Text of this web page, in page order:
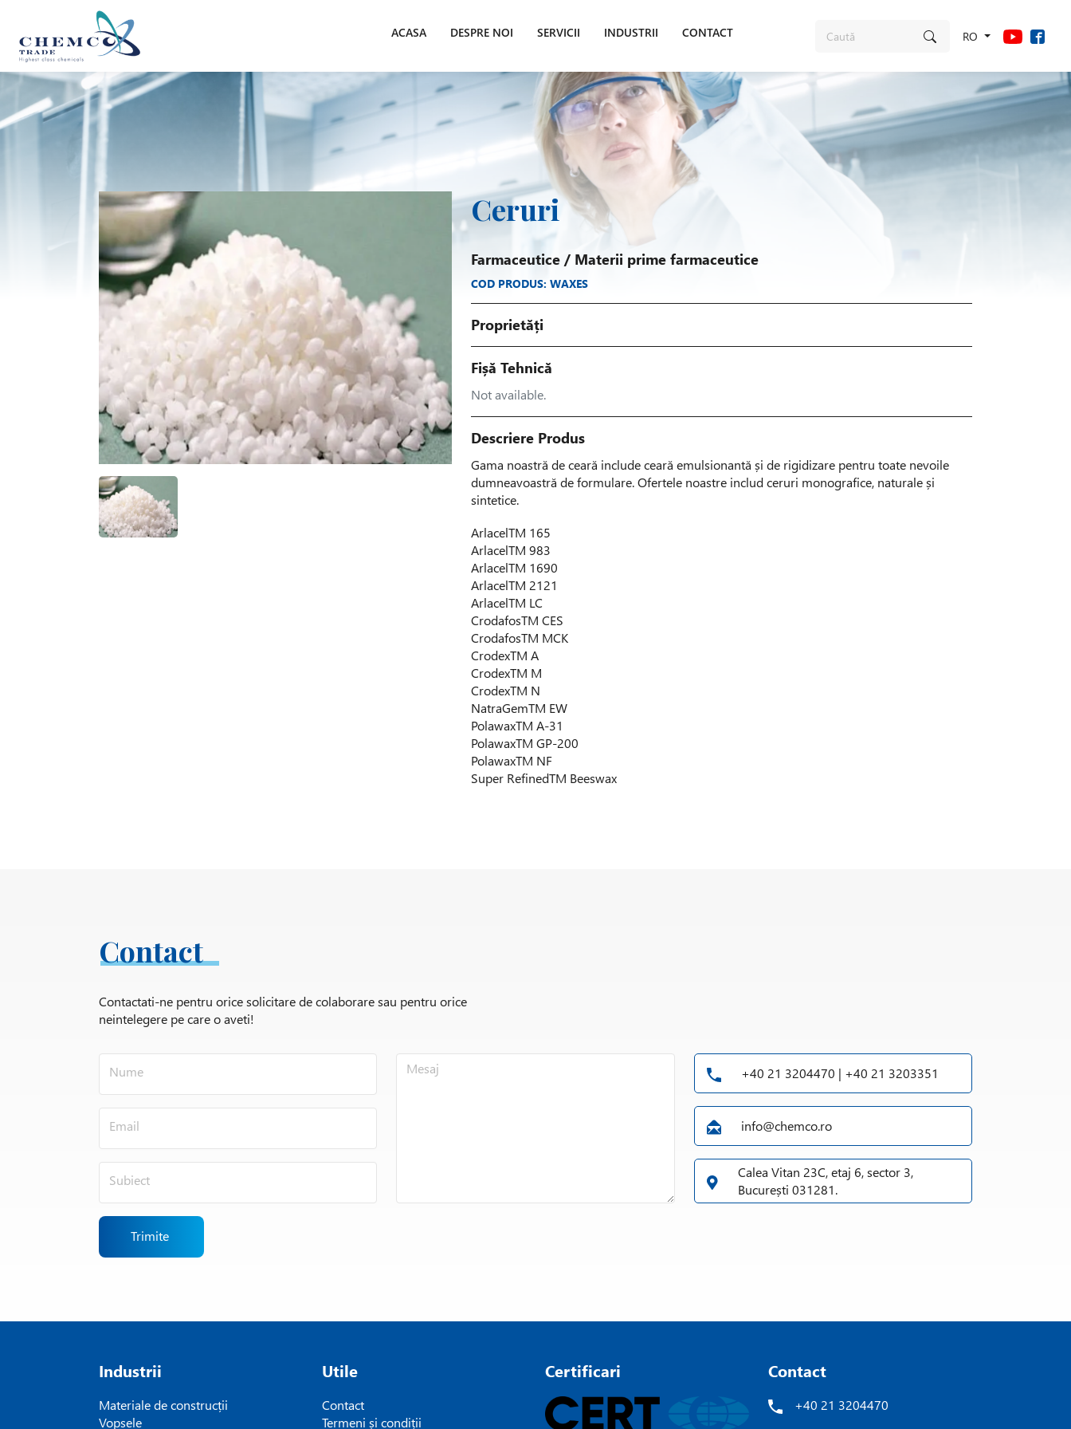
RO
ACASA DESPRE NOI SERVICII INDUSTRII CONTACT
Ceruri
Farmaceutice/ Materii prime farmaceutice
COD PRODUS: WAXES
Proprietăți
Fișă Tehnică
Not available.
Descriere Produs
Gama noastră de ceară include ceară emulsionantă și de rigidizare pentru toate nevoile
dumneavoastră de formulare. Ofertele noastre includ ceruri monografice, naturale și
sintetice.
ArlacelTM 165
ArlacelTM 983
ArlacelTM 1690
ArlacelTM 2121
ArlacelTM LC
CrodafosTM CES
CrodafosTM MCK
CrodexTM A
CrodexTM M
CrodexTM N
NatraGemTM EW
PolawaxTM A-31
PolawaxTM GP-200
PolawaxTM NF
Super RefinedTM Beeswax
Contact
Contactati-ne pentru orice solicitare de colaborare sau pentru orice
neintelegere pe care o aveti!
Trimite
+40 21 3204470 | +40 21 3203351
info@chemco.ro
Calea Vitan 23C, etaj 6, sector 3,
București 031281.
Industrii
Materiale de construcții
Vopsele
Utile
Contact
Termeni și condiții
Contact
+40 21 3204470
Certificari